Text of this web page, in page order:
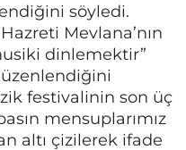
söyledi.
Mevlana’nın
dinlemektir”
festivalinin son üç
mensuplarımız
altı çizilerek ifade